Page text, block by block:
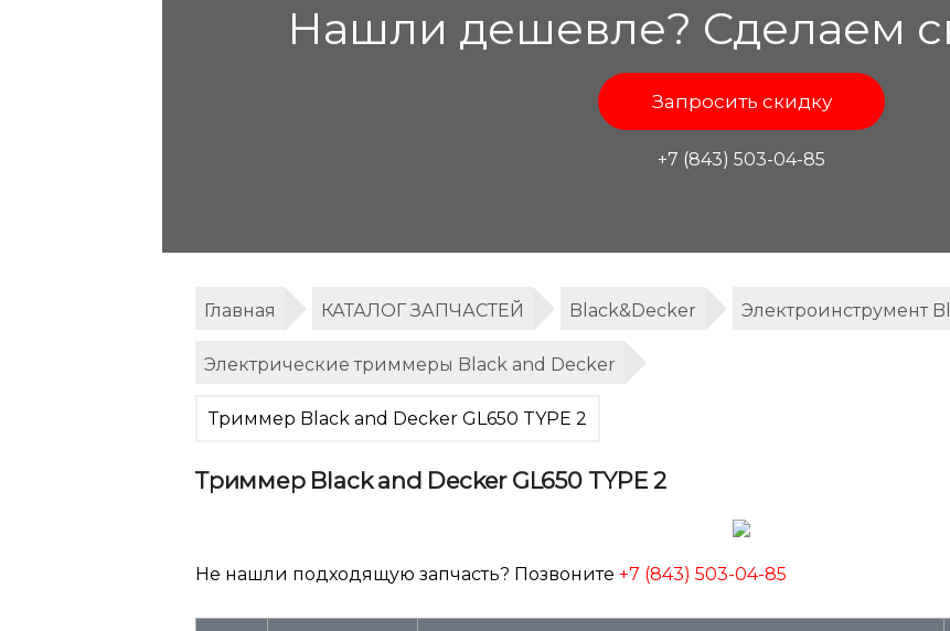
Нашли дешевле? Сделаем
Запросить скидку
+7 (843) 503-04-85
Главная КАТАЛОГ ЗАПЧАСТЕЙ Black&Decker Электроинструмент
Электрические триммеры Black and Decker
Триммер Black and Decker GL650 TYPE 2
Триммер Black and Decker GL650 TYPE 2
Не нашли подходящую запчасть? Позвоните +7 (843) 503-04-85